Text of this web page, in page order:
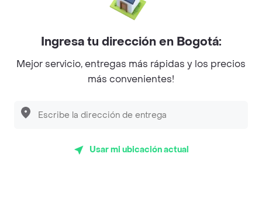
Myriam Camhi Co
Magnifique
Desayunadero de la 42
Ingresa tu dirección en Bogotá:
Mejor servicio, entregas más rápidas y los precios
más convenientes!
Usar mi ubicación actual